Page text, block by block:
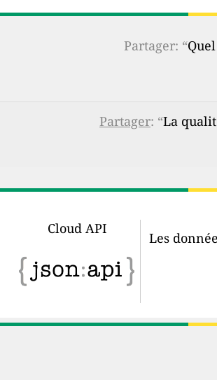
Partager: “
Partager: “La
Cloud API
Les